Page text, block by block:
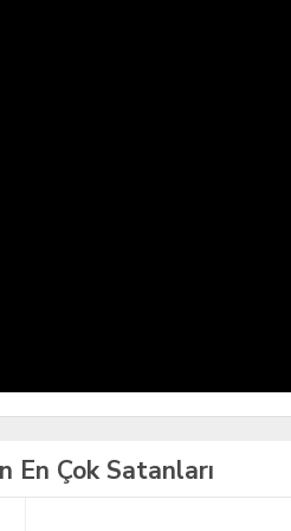
En Çok Satanları